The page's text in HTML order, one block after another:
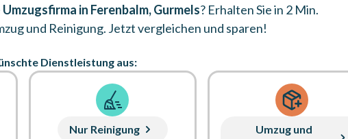
Umzugsfirma in Ferenbalm, Gurmels? Erhalten Sie in 2 Min.
und Reinigung. Jetzt vergleichen und sparen!
Dienstleistung aus:
Nur Reinigung
Umzug und